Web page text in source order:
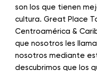
son los que tienen
cultura. Great Place
Centroamérica &
que nosotros les
nosotros mediante
descubrimos que los